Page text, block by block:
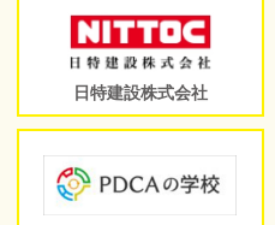
日特建設株式会社